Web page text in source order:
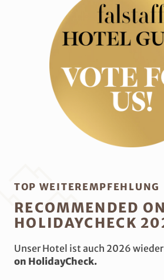
TOP WEITEREMPFEHLUNG
RECOMMENDED ON
HOLIDAYCHECK
Unser Hotel ist auch 2026 wieder
on HolidayCheck.